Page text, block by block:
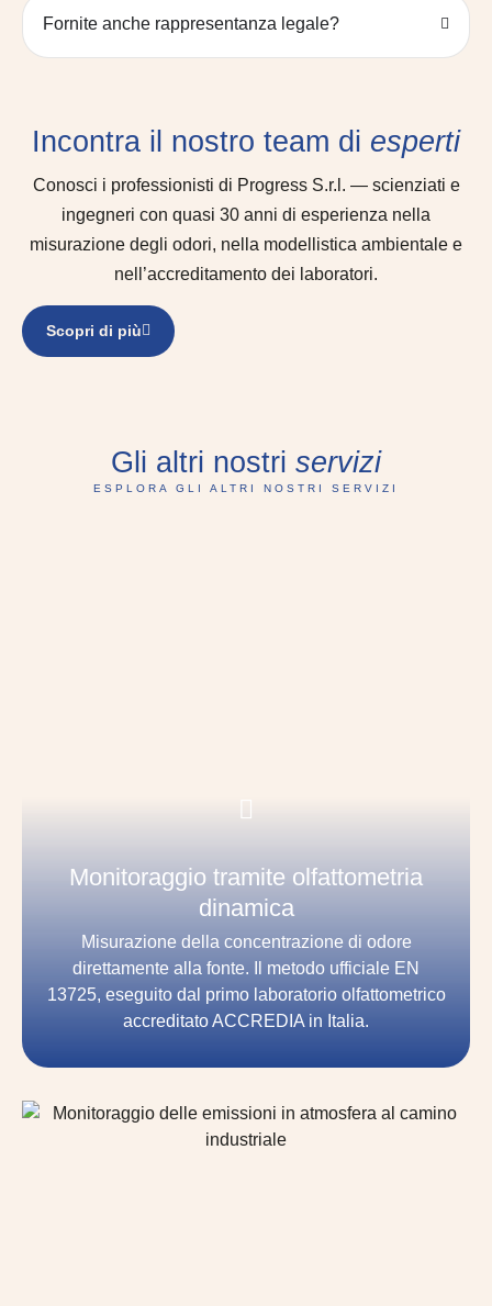
Fornite anche rappresentanza legale?
Incontra il nostro team di esperti
Conosci i professionisti di Progress S.r.l. — scienziati e
ingegneri con quasi 30 anni di esperienza nella
misurazione degli odori, nella modellistica ambientale e
nell’accreditamento dei laboratori.
Scopri di più
Gli altri nostri servizi
ESPLORA GLI ALTRI NOSTRI SERVIZI
Monitoraggio tramite olfattometria
dinamica
Misurazione della concentrazione di odore
direttamente alla fonte. Il metodo ufficiale EN
13725, eseguito dal primo laboratorio olfattometrico
accreditato ACCREDIA in Italia.